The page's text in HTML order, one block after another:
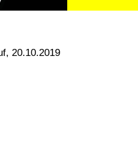
20.10.2019